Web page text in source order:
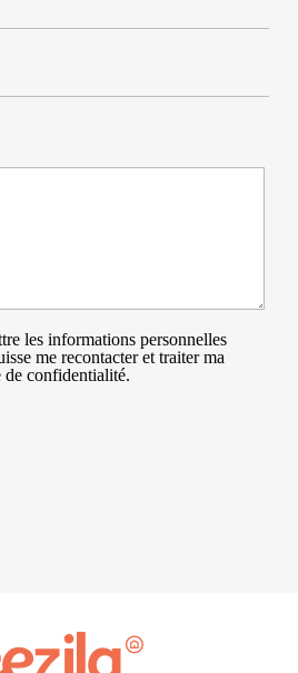
les informations personnelles
me recontacter et traiter ma
confidentialité.